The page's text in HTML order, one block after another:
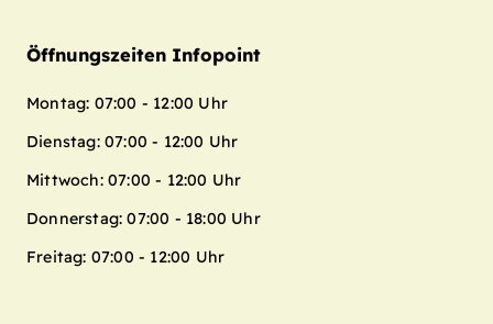
Öffnungszeiten Infopoint
Montag: 07:00 - 12:00 Uhr
Dienstag: 07:00 - 12:00 Uhr
Mittwoch: 07:00 - 12:00 Uhr
Donnerstag: 07:00 - 18:00 Uhr
Freitag: 07:00 - 12:00 Uhr